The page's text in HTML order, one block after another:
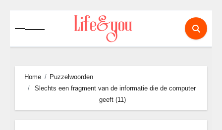
naar
de
Home
Puzzelwoorden
Slechts een fragment van de informatie die de computer
geeft (11)